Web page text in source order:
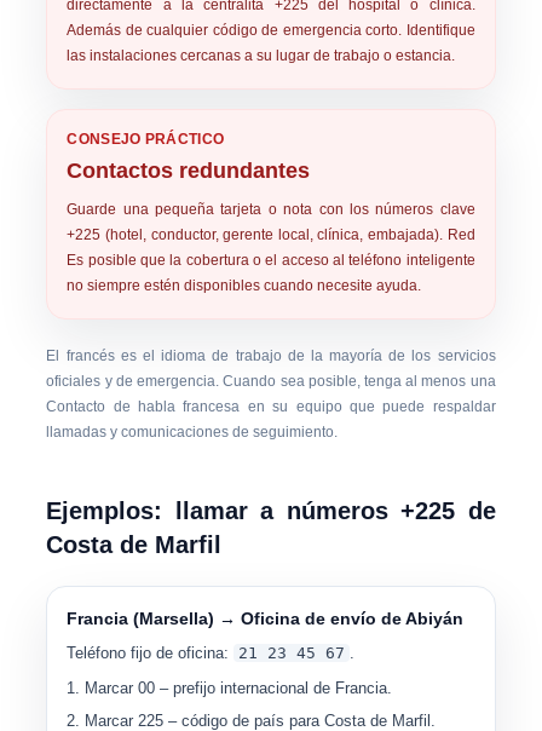
directamente a la centralita +225 del hospital o clínica.
Además de cualquier código de emergencia corto. Identifique
las instalaciones cercanas a su lugar de trabajo o estancia.
CONSEJO PRÁCTICO
Contactos redundantes
Guarde una pequeña tarjeta o nota con los números clave
+225 (hotel, conductor, gerente local, clínica, embajada). Red
Es posible que la cobertura o el acceso al teléfono inteligente
no siempre estén disponibles cuando necesite ayuda.
El francés es el idioma de trabajo de la mayoría de los servicios
oficiales y de emergencia. Cuando sea posible, tenga al menos una
Contacto de habla francesa en su equipo que puede respaldar
llamadas y comunicaciones de seguimiento.
Ejemplos: llamar a números +225 de
Costa de Marfil
Francia (Marsella) → Oficina de envío de Abiyán
Teléfono fijo de oficina: 21 23 45 67 .
Marcar00 – prefijo internacional de Francia.
Marcar225 – código de país para Costa de Marfil.